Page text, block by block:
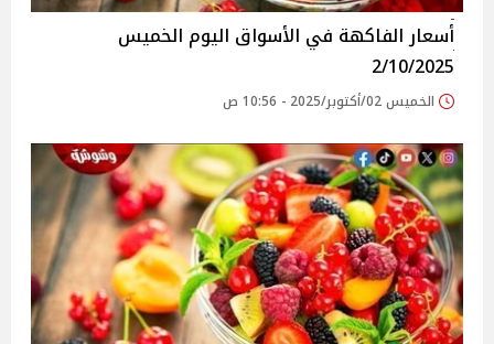
أسعار الفاكهة في الأسواق‎‎ اليوم الخميس
2/10/2025
الخميس 02/أكتوبر/2025 - 10:56 ص